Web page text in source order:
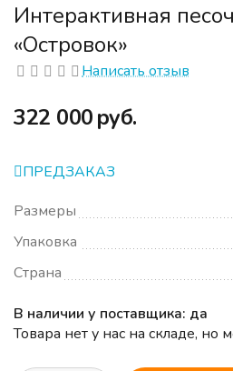
Интерактивная
«Островок»
Написать отзыв
‍322 000‍руб.
ПРЕДЗАКАЗ
Размеры
Упаковка
Страна
В наличии у поставщика: да
Товара нет у нас на складе, но